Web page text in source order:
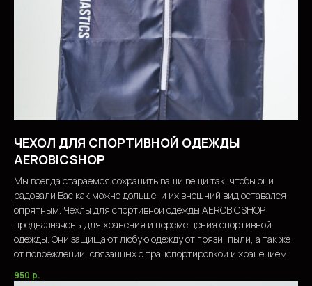
ЧЕХОЛ ДЛЯ СПОРТИВНОЙ ОДЕЖДЫ
AEROBICSHOP
Мы всегда стараемся сохранить ваши вещи так, чтобы они
радовали Вас как можно дольше, и их внешний вид оставался
опрятным. Чехлы для спортивной одежды AEROBICSHOP
предназначены для хранения и перемещения спортивной
одежды. Они защищают любую одежду от грязи, пыли, а так же
от повреждений, связанных с транспортировкой и хранением.
950 р.